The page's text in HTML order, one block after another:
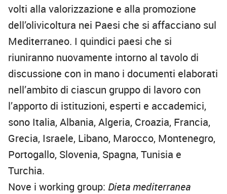
volti alla valorizzazione e alla promozione
dell’olivicoltura nei Paesi che si affacciano sul
Mediterraneo. I quindici paesi che si
riuniranno nuovamente intorno al tavolo di
discussione con in mano i documenti elaborati
nell’ambito di ciascun gruppo di lavoro con
l’apporto di istituzioni, esperti e accademici,
sono Italia, Albania, Algeria, Croazia, Francia,
Grecia, Israele, Libano, Marocco, Montenegro,
Portogallo, Slovenia, Spagna, Tunisia e
Turchia.
Nove i working group: Dieta mediterranea